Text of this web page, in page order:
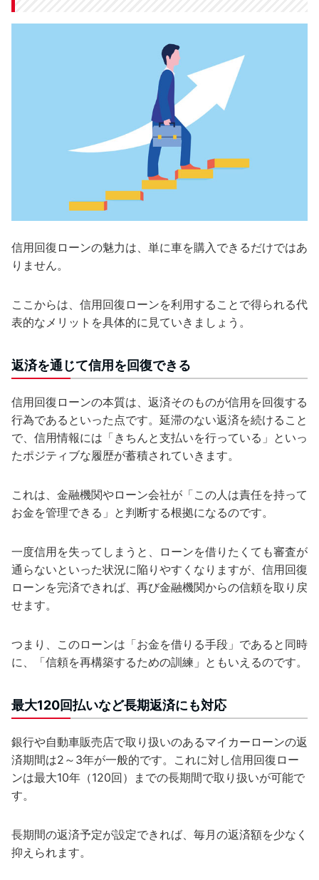
信用回復ローンの魅力は、単に車を購入できるだけではあ
りません。
ここからは、信用回復ローンを利用することで得られる代
表的なメリットを具体的に見ていきましょう。
返済を通じて信用を回復できる
信用回復ローンの本質は、返済そのものが信用を回復する
行為であるといった点です。延滞のない返済を続けること
で、信用情報には「きちんと支払いを行っている」といっ
たポジティブな履歴が蓄積されていきます。
これは、金融機関やローン会社が「この人は責任を持って
お金を管理できる」と判断する根拠になるのです。
一度信用を失ってしまうと、ローンを借りたくても審査が
通らないといった状況に陥りやすくなりますが、信用回復
ローンを完済できれば、再び金融機関からの信頼を取り戻
せます。
つまり、このローンは「お金を借りる手段」であると同時
に、「信頼を再構築するための訓練」ともいえるのです。
最大120回払いなど長期返済にも対応
銀行や自動車販売店で取り扱いのあるマイカーローンの返
済期間は2～3年が一般的です。これに対し信用回復ロー
ンは最大10年（120回）までの長期間で取り扱いが可能で
す。
長期間の返済予定が設定できれば、毎月の返済額を少なく
抑えられます。